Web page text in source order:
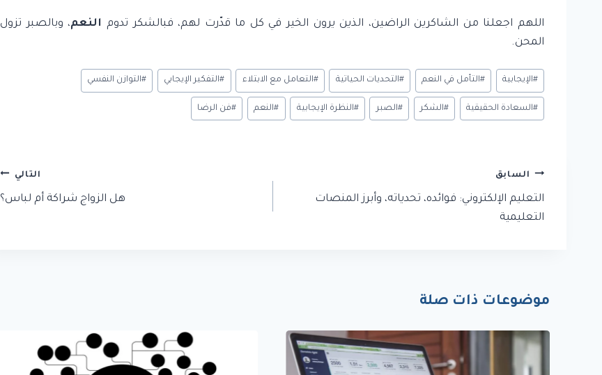
اللهم اجعلنا من الشاكرين الراضين، الذين يرون الخير في كل ما قدّرت لهم، فبالشكر تدوم النعم، وبالصبر تزول
المحن.
وسوم
المقال:
#الإيجابية #التأمل في النعم #التحديات الحياتية #التعامل مع الابتلاء #التفكير الإيجابي #التوازن النفسي
#السعادة الحقيقية #الشكر #الصبر #النظرة الإيجابية #النعم #فن الرضا
تصفّح
المقالات
السابق
التعليم الإلكتروني: فوائده، تحدياته، وأبرز المنصات
التعليمية
التالي
هل الزواج شراكة أم لباس؟
موضوعات ذات صلة